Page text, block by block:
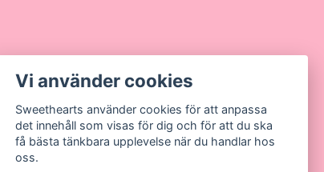
Vi använder cookies
Sweethearts använder cookies för att anpassa
det innehåll som visas för dig och för att du ska
få bästa tänkbara upplevelse när du handlar hos
oss.